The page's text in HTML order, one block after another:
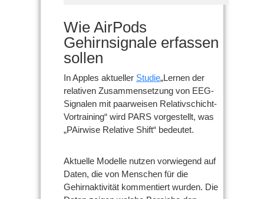
Wie AirPods
Gehirnsignale erfassen
sollen
In Apples aktueller Studie„Lernen der
relativen Zusammensetzung von EEG-
Signalen mit paarweisen Relativschicht-
Vortraining“ wird PARS vorgestellt, was
„PAirwise Relative Shift“ bedeutet.
Aktuelle Modelle nutzen vorwiegend auf
Daten, die von Menschen für die
Gehirnaktivität kommentiert wurden. Die